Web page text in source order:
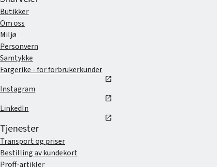
Butikker
Om oss
Miljø
Personvern
Samtykke
Fargerike - for forbrukerkunder
open_in_new
Instagram
open_in_new
LinkedIn
open_in_new
Tjenester
Transport og priser
Bestilling av kundekort
Proff-artikler